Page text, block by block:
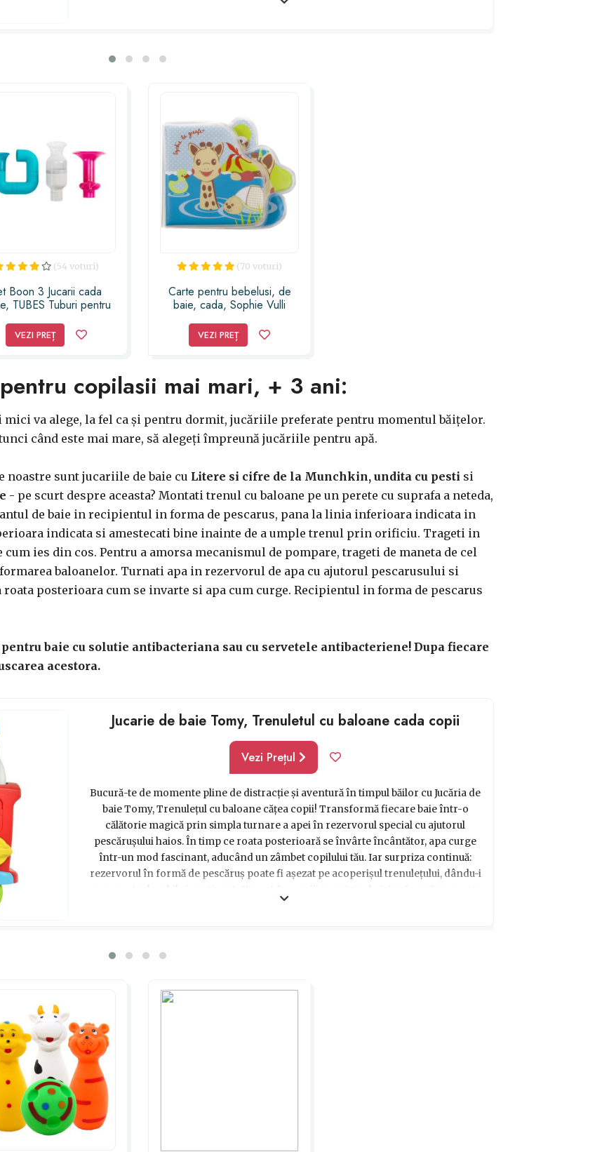
produsele pot diferi putin in ceea ce priveste culorile, ambalajul sau accesoriile
(54 voturi)
Boon 3 Jucarii cada
TUBES Tuburi pentru
VEZI PREȚ
(70 voturi)
Carte pentru bebelusi, de
baie, cada, Sophie Vulli
VEZI PREȚ
copilasii mai mari, + 3 ani:
va alege, la fel ca și pentru dormit, jucăriile preferate pentru momentul băițelor.
când este mai mare, să alegeți împreună jucăriile pentru apă.
sunt jucariile de baie cu Litere si cifre de la Munchkin, undita cu pesti si
- pe scurt despre aceasta? Montati trenul cu baloane pe un perete cu suprafa a neteda,
de baie in recipientul in forma de pescarus, pana la linia inferioara indicata in
indicata si amestecati bine inainte de a umple trenul prin orificiu. Trageti in
cum ies din cos. Pentru a amorsa mecanismul de pompare, trageti de maneta de cel
baloanelor. Turnati apa in rezervorul de apa cu ajutorul pescarusului si
posterioara cum se invarte si apa cum curge. Recipientul in forma de pescarus
baie cu solutie antibacteriana sau cu servetele antibacteriene! Dupa fiecare
acestora.
Jucarie de baie Tomy, Trenuletul cu baloane cada copii
Vezi Prețul
Bucură-te de momente pline de distracție și aventură în timpul băilor cu Jucăria de
baie Tomy, Trenulețul cu baloane cățea copii! Transformă fiecare baie într-o
călătorie magică prin simpla turnare a apei în rezervorul special cu ajutorul
pescărușului haios. În timp ce roata posterioară se învârte încântător, apa curge
într-un mod fascinant, aducând un zâmbet copilului tău. Iar surpriza continuă:
rezervorul în formă de pescăruș poate fi așezat pe acoperișul trenulețului, dându-i
un aspect adorabil și captivant. Și nu-ți face griji cu privire la igienă, curățarea este
baloane cățea copii, un cadou minunat pe care îl vor adora și folosi cu drag în